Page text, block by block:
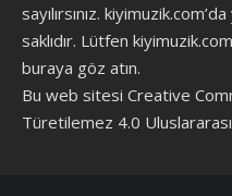
sayılırsınız.
saklıdır. Lütfen
buraya göz atın.
Bu web sitesi Creative
Türetilemez 4.0 Uluslararası